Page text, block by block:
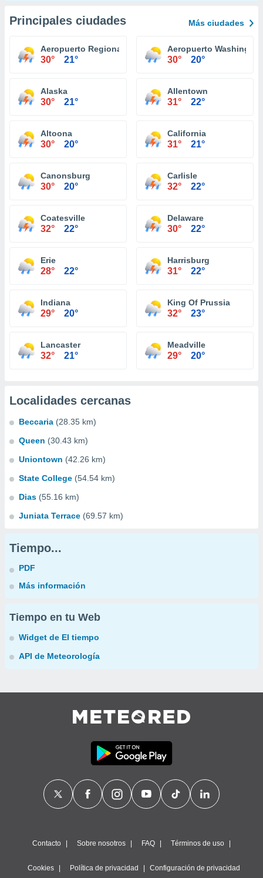
Principales ciudades Más ciudades
Aeropuerto Regional Williamsport
30° 21°
Aeropuerto Washington
30° 20°
Alaska
30° 21°
Allentown
31° 22°
Altoona
30° 20°
California
31° 21°
Canonsburg
30° 20°
Carlisle
32° 22°
Coatesville
32° 22°
Delaware
30° 22°
Erie
28° 22°
Harrisburg
31° 22°
Indiana
29° 20°
King Of Prussia
32° 23°
Lancaster
32° 21°
Meadville
29° 20°
Localidades cercanas
Beccaria (28.35 km)
Queen (30.43 km)
Uniontown (42.26 km)
State College (54.54 km)
Dias (55.16 km)
Juniata Terrace (69.57 km)
Tiempo...
PDF
Más información
Tiempo en tu Web
Widget de El tiempo
API de Meteorología
Contacto Sobre nosotros FAQ Términos de uso
Cookies Política de privacidad Configuración de privacidad